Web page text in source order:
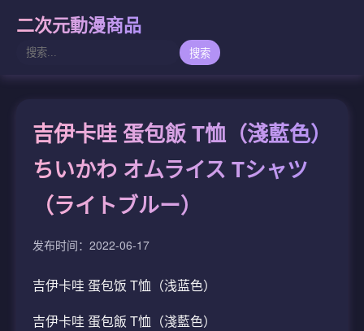
二次元動漫商品
搜索
吉伊卡哇 蛋包飯 T恤（淺藍色）
ちいかわ オムライス Tシャツ
（ライトブルー）
发布时间：2022-06-17
吉伊卡哇 蛋包饭 T恤（浅蓝色）
吉伊卡哇 蛋包飯 T恤（淺藍色）